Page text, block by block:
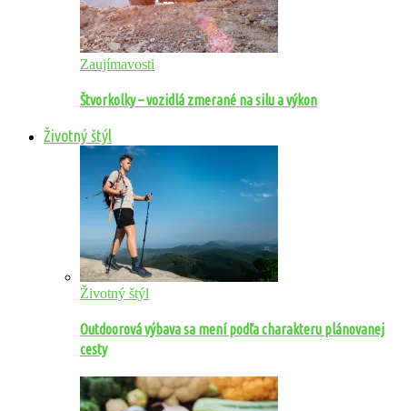
Zaujímavosti
Štvorkolky – vozidlá zmerané na silu a výkon
Životný štýl
Životný štýl
Outdoorová výbava sa mení podľa charakteru plánovanej
cesty